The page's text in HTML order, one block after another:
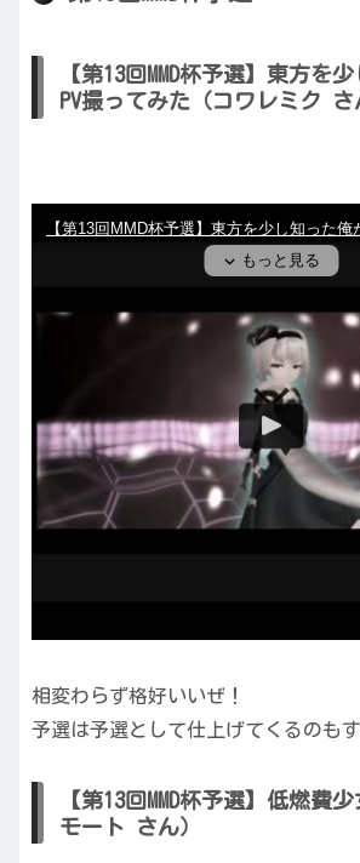
【第13回MMD杯予選】東方を
PV撮ってみた（コワレミク さ
相変わらず格好いいぜ！
予選は予選として仕上げてくるのも
【第13回MMD杯予選】低燃費
モート さん）